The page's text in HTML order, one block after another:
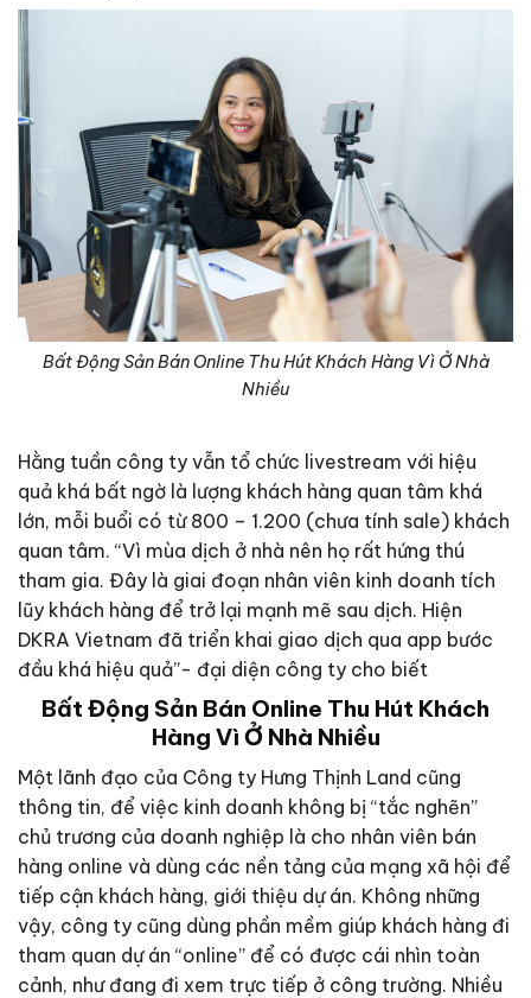
Bất Động Sản Bán Online Thu Hút Khách Hàng Vì Ở Nhà
Nhiều
Hằng tuần công ty vẫn tổ chức livestream với hiệu
quả khá bất ngờ là lượng khách hàng quan tâm khá
lớn, mỗi buổi có từ 800 – 1.200 (chưa tính sale) khách
quan tâm. “Vì mùa dịch ở nhà nên họ rất hứng thú
tham gia. Đây là giai đoạn nhân viên kinh doanh tích
lũy khách hàng để trở lại mạnh mẽ sau dịch. Hiện
DKRA Vietnam đã triển khai giao dịch qua app bước
đầu khá hiệu quả”- đại diện công ty cho biết
Bất Động Sản Bán Online Thu Hút Khách
Hàng Vì Ở Nhà Nhiều
Một lãnh đạo của Công ty Hưng Thịnh Land cũng
thông tin, để việc kinh doanh không bị “tắc nghẽn”
chủ trương của doanh nghiệp là cho nhân viên bán
hàng online và dùng các nền tảng của mạng xã hội để
tiếp cận khách hàng, giới thiệu dự án. Không những
vậy, công ty cũng dùng phần mềm giúp khách hàng đi
tham quan dự án “online” để có được cái nhìn toàn
cảnh, như đang đi xem trực tiếp ở công trường. Nhiều